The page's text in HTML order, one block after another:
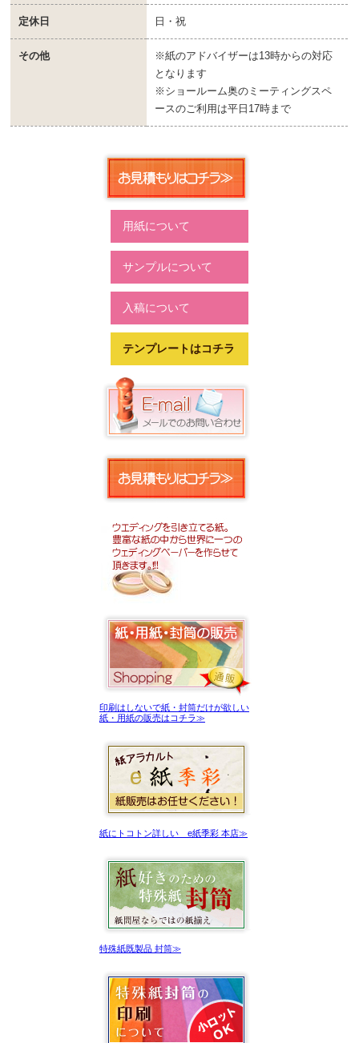
定休日 日・祝
その他
※紙のアドバイザーは13時からの対応
となります
※ショールーム奥のミーティングスペ
ースのご利用は平日17時まで
用紙について
サンプルについて
入稿について
テンプレートはコチラ
印刷はしないで紙・封筒だけが欲しい
紙・用紙の販売はコチラ≫
紙にトコトン詳しい e紙季彩 本店≫
特殊紙既製品 封筒≫